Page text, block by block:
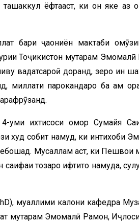
ёфтааст, ки он яке аз
баҳри ҷаҳониён мактаби
Тоҷикистон муҳтарам Эмомалӣ
ваҳдатсароӣ доранд, зеро ин
миллати парокандаро ба ҳам
уми ихтисоси омор Сумайя
худ собит намуд, ки интихоби
Мусаллам аст, ки Пешвои
тозаро ифтитоҳ намуда,
муаллими калони кафедра
муҳтарам Эмомалӣ Раҳмон,